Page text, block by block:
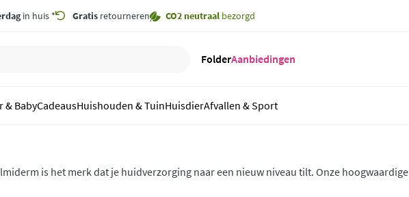
in huis * Gratis retourneren CO2 neutraal bezorgd
FolderAanbiedingen
& BabyCadeausHuishouden & TuinHuisdierAfvallen & Sport
is het merk dat je huidverzorging naar een nieuw niveau tilt. Onze hoogwaardige